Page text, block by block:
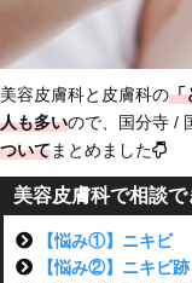
美容皮膚科と皮膚科の「
人も多いので、国分寺 /
ついてまとめました
美容皮膚科で相談
【悩み①】ニキビ
【悩み②】ニキビ跡